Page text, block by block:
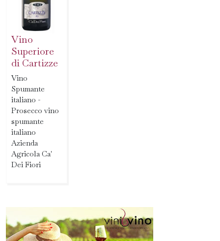
Vino
Superiore
di Cartizze
Vino
Spumante
italiano -
Prosecco vino
spumante
italiano
Azienda
Agricola Ca'
Dei Fiori